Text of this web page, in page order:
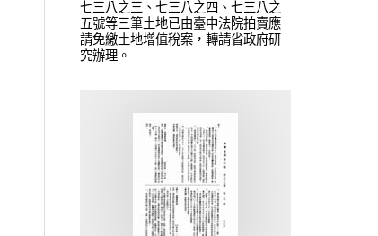
七三八之三、七三八之四、七三八之
五號等三筆土地已由臺中法院拍賣應
請免繳土地增值稅案，轉請省政府研
究辦理。